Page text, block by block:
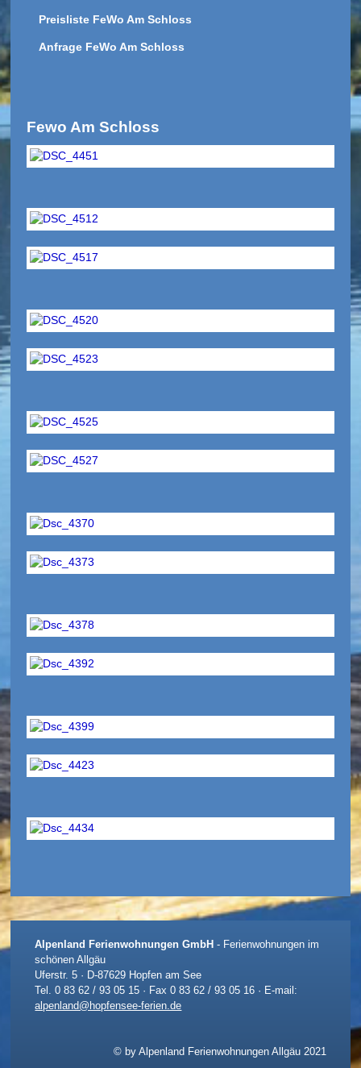
Preisliste FeWo Am Schloss
Anfrage FeWo Am Schloss
Fewo Am Schloss
Alpenland Ferienwohnungen GmbH - Ferienwohnungen im
schönen Allgäu
Uferstr. 5 · D-87629 Hopfen am See
Tel. 0 83 62 / 93 05 15 · Fax 0 83 62 / 93 05 16 · E-mail:
alpenland@hopfensee-ferien.de
© by Alpenland Ferienwohnungen Allgäu 2021